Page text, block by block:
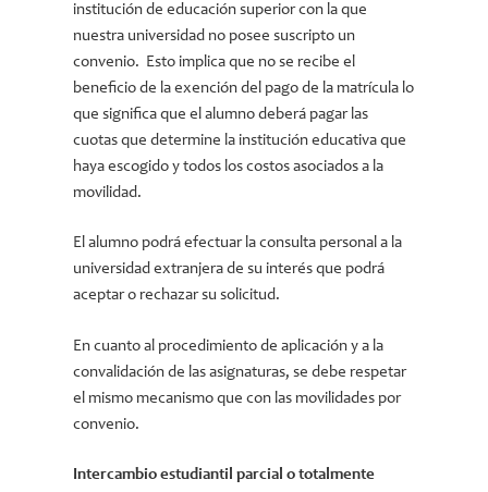
institución de educación superior con la que
nuestra universidad no posee suscripto un
convenio. Esto implica que no se recibe el
beneficio de la exención del pago de la matrícula lo
que significa que el alumno deberá pagar las
cuotas que determine la institución educativa que
haya escogido y todos los costos asociados a la
movilidad.
El alumno podrá efectuar la consulta personal a la
universidad extranjera de su interés que podrá
aceptar o rechazar su solicitud.
En cuanto al procedimiento de aplicación y a la
convalidación de las asignaturas, se debe respetar
el mismo mecanismo que con las movilidades por
convenio.
Intercambio estudiantil parcial o totalmente